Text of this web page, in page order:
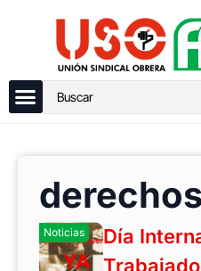
derechos
Noticias
Día